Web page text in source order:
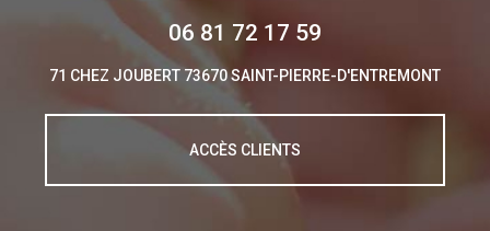
06 81 72 17 59
71 CHEZ JOUBERT 73670 SAINT-PIERRE-D'ENTREMONT
ACCÈS CLIENTS